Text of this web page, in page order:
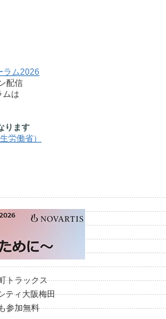
ラム2026
配信
は
ります
労働省）
ラックス
ィ大阪梅田
無料